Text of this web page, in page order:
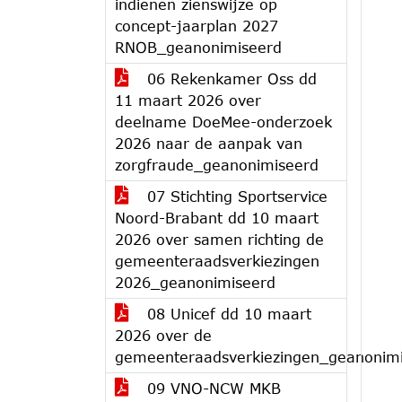
indienen zienswijze op
concept-jaarplan 2027
RNOB_geanonimiseerd
06 Rekenkamer Oss dd
11 maart 2026 over
deelname DoeMee-onderzoek
2026 naar de aanpak van
zorgfraude_geanonimiseerd
07 Stichting Sportservice
Noord-Brabant dd 10 maart
2026 over samen richting de
gemeenteraadsverkiezingen
2026_geanonimiseerd
08 Unicef dd 10 maart
2026 over de
09 VNO-NCW MKB